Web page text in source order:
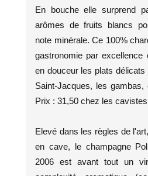
En bouche elle surprend
arômes de fruits blancs
note minérale. Ce 100%
gastronomie par excellence
en douceur les plats
Saint-Jacques, les
Prix : 31,50 chez les
Elevé dans les règles de
en cave, le champagne
2006 est avant tout un